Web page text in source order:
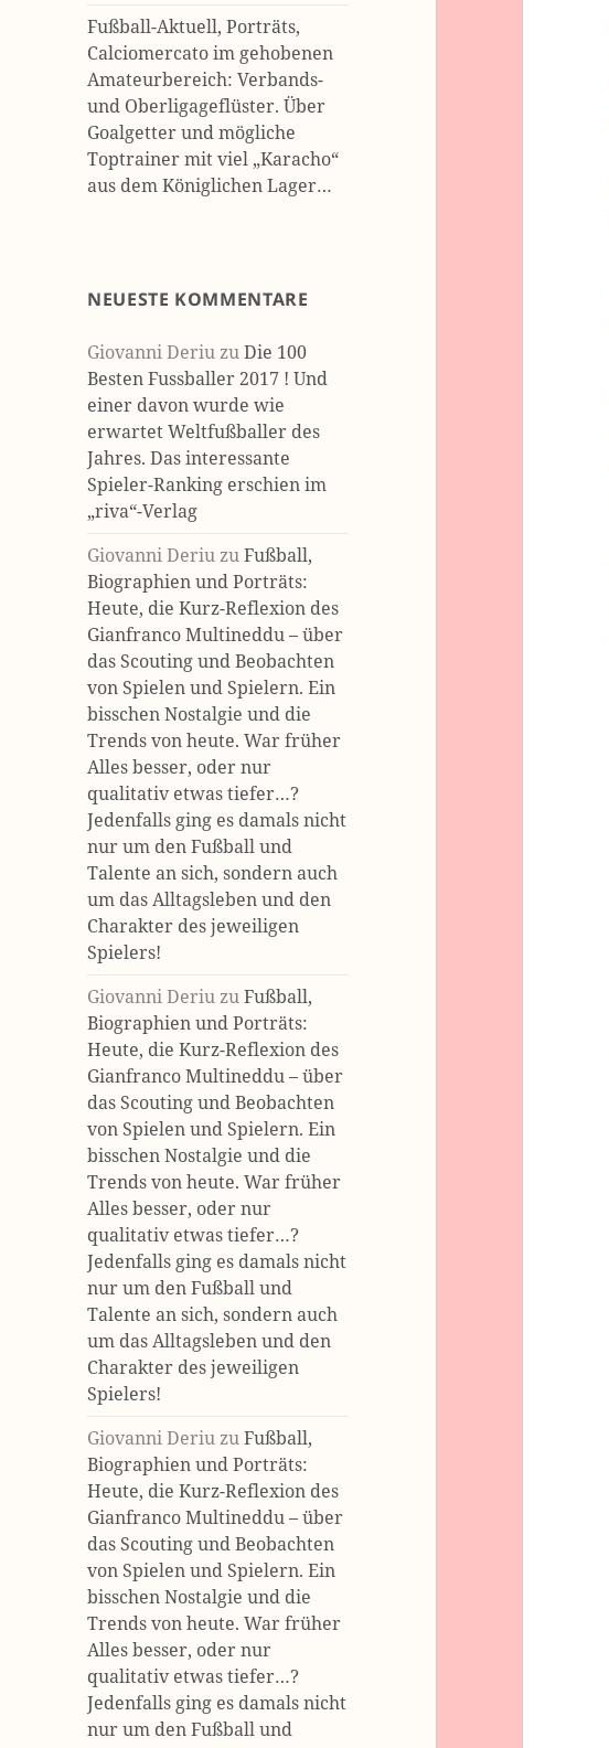
Fußball-Aktuell, Porträts,
Calciomercato im gehobenen
Amateurbereich: Verbands-
und Oberligageflüster. Über
Goalgetter und mögliche
Toptrainer mit viel „Karacho“
aus dem Königlichen Lager…
NEUESTE KOMMENTARE
Giovanni DeriuzuDie 100
Besten Fussballer 2017 ! Und
einer davon wurde wie
erwartet Weltfußballer des
Jahres. Das interessante
Spieler-Ranking erschien im
„riva“-Verlag
Giovanni DeriuzuFußball,
Biographien und Porträts:
Heute, die Kurz-Reflexion des
Gianfranco Multineddu – über
das Scouting und Beobachten
von Spielen und Spielern. Ein
bisschen Nostalgie und die
Trends von heute. War früher
Alles besser, oder nur
qualitativ etwas tiefer…?
Jedenfalls ging es damals nicht
nur um den Fußball und
Talente an sich, sondern auch
um das Alltagsleben und den
Charakter des jeweiligen
Spielers!
Giovanni DeriuzuFußball,
Biographien und Porträts:
Heute, die Kurz-Reflexion des
Gianfranco Multineddu – über
das Scouting und Beobachten
von Spielen und Spielern. Ein
bisschen Nostalgie und die
Trends von heute. War früher
Alles besser, oder nur
qualitativ etwas tiefer…?
Jedenfalls ging es damals nicht
nur um den Fußball und
Talente an sich, sondern auch
um das Alltagsleben und den
Charakter des jeweiligen
Spielers!
Giovanni DeriuzuFußball,
Biographien und Porträts:
Heute, die Kurz-Reflexion des
Gianfranco Multineddu – über
das Scouting und Beobachten
von Spielen und Spielern. Ein
bisschen Nostalgie und die
Trends von heute. War früher
Alles besser, oder nur
qualitativ etwas tiefer…?
Jedenfalls ging es damals nicht
nur um den Fußball und